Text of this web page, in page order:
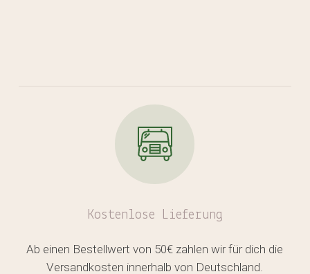
Kostenlose Lieferung
Ab einen Bestellwert von 50€ zahlen wir für dich die
Versandkosten innerhalb von Deutschland.